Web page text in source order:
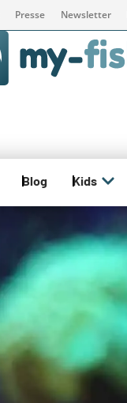
Presse Newsletter
Blog Kids